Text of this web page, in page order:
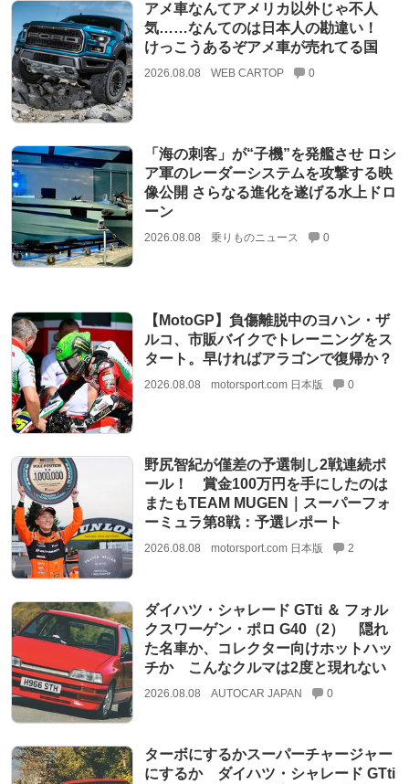
アメ車なんてアメリカ以外じゃ不人
気……なんてのは日本人の勘違い！
けっこうあるぞアメ車が売れてる国
2026.08.08 WEB CARTOP 0
「海の刺客」が“子機”を発艦させ ロシ
ア軍のレーダーシステムを攻撃する映
像公開 さらなる進化を遂げる水上ドロ
ーン
2026.08.08 乗りものニュース 0
【MotoGP】負傷離脱中のヨハン・ザ
ルコ、市販バイクでトレーニングをス
タート。早ければアラゴンで復帰か？
2026.08.08 motorsport.com 日本版 0
野尻智紀が僅差の予選制し2戦連続ポ
ール！ 賞金100万円を手にしたのは
またもTEAM MUGEN｜スーパーフォ
ーミュラ第8戦：予選レポート
2026.08.08 motorsport.com 日本版 2
ダイハツ・シャレード GTti ＆ フォル
クスワーゲン・ポロ G40（2） 隠れ
た名車か、コレクター向けホットハッ
チか こんなクルマは2度と現れない
2026.08.08 AUTOCAR JAPAN 0
ターボにするかスーパーチャージャー
にするか ダイハツ・シャレード GTti